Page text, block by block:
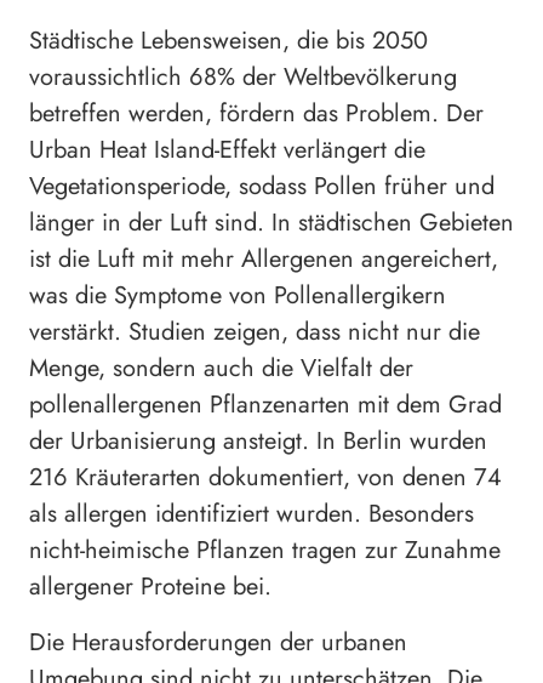
Städtische Lebensweisen, die bis 2050
voraussichtlich 68% der Weltbevölkerung
betreffen werden, fördern das Problem. Der
Urban Heat Island-Effekt verlängert die
Vegetationsperiode, sodass Pollen früher und
länger in der Luft sind. In städtischen Gebieten
ist die Luft mit mehr Allergenen angereichert,
was die Symptome von Pollenallergikern
verstärkt. Studien zeigen, dass nicht nur die
Menge, sondern auch die Vielfalt der
pollenallergenen Pflanzenarten mit dem Grad
der Urbanisierung ansteigt. In Berlin wurden
216 Kräuterarten dokumentiert, von denen 74
als allergen identifiziert wurden. Besonders
nicht-heimische Pflanzen tragen zur Zunahme
allergener Proteine bei.
Die Herausforderungen der urbanen